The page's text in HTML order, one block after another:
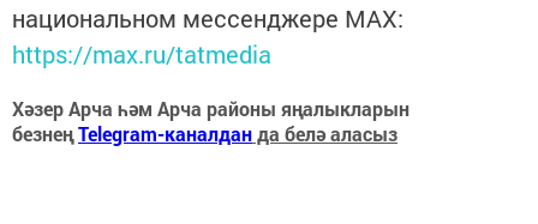
национальном мессенджере MАХ:
https://max.ru/tatmedia
Хәзер Арча һәм Арча районы яңалыкларын
безнеңTelegram-каналданда белә аласыз